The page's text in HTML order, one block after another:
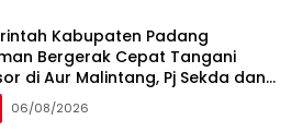
Kabupaten Padang
Bergerak Cepat Tangani
di Aur Malintang, Pj Sekda dan
DPR RI Sepakati Pembukaan
Jalan Baru
06/08/2026